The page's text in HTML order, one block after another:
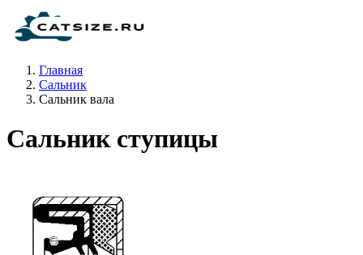
Главная
Сальник
Сальник вала
Сальник ступицы